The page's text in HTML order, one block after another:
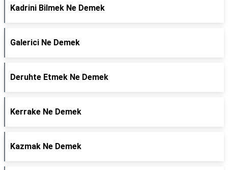
Kadrini Bilmek Ne Demek
Galerici Ne Demek
Deruhte Etmek Ne Demek
Kerrake Ne Demek
Kazmak Ne Demek